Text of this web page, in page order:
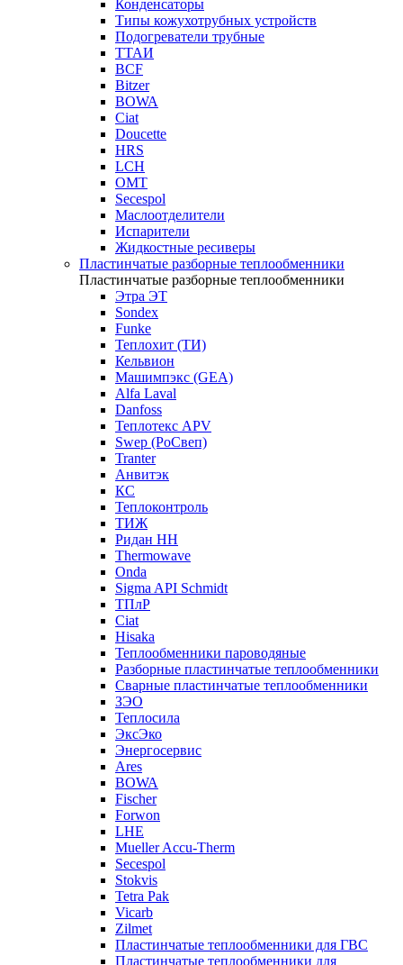
Конденсаторы
Типы кожухотрубных устройств
Подогреватели трубные
ТТАИ
BCF
Bitzer
BOWA
Ciat
Doucette
HRS
LCH
OMT
Secespol
Маслоотделители
Испарители
Жидкостные ресиверы
Пластинчатые разборные теплообменники
Пластинчатые разборные теплообменники
Этра ЭТ
Sondex
Funke
Теплохит (ТИ)
Кельвион
Машимпэкс (GEA)
Alfa Laval
Danfoss
Теплотекс APV
Swep (РоСвеп)
Tranter
Анвитэк
КС
Теплоконтроль
ТИЖ
Ридан НН
Thermowave
Onda
Sigma API Schmidt
ТПлР
Ciat
Hisaka
Теплообменники пароводяные
Разборные пластинчатые теплообменники
Сварные пластинчатые теплообменники
ЗЭО
Теплосила
ЭксЭко
Энергосервис
Ares
BOWA
Fischer
Forwon
LHE
Mueller Accu-Therm
Secespol
Stokvis
Tetra Pak
Vicarb
Zilmet
Пластинчатые теплообменники для ГВС
Пластинчатые теплообменники для